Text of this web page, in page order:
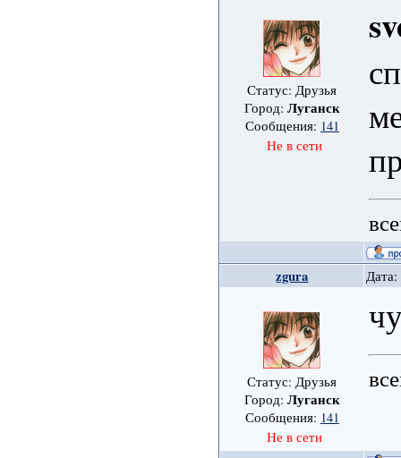
Статус: Друзья
Город: Луганск
Сообщения: 141
Не в сети
zgura
Статус: Друзья
Город: Луганск
Сообщения: 141
Не в сети